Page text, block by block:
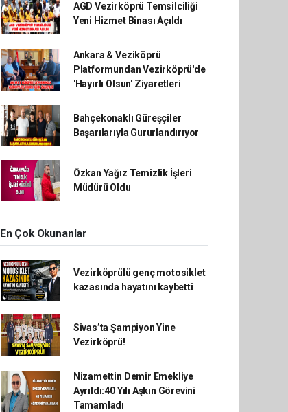
AGD Vezirköprü Temsilciliği
Yeni Hizmet Binası Açıldı
Ankara & Veziköprü
Platformundan Vezirköprü'de
'Hayırlı Olsun' Ziyaretleri
Bahçekonaklı Güreşçiler
Başarılarıyla Gururlandırıyor
Özkan Yağız Temizlik İşleri
Müdürü Oldu
En Çok Okunanlar
Vezirköprülü genç motosiklet
kazasında hayatını kaybetti
Sivas’ta Şampiyon Yine
Vezirköprü!
Nizamettin Demir Emekliye
Ayrıldı:40 Yılı Aşkın Görevini
Tamamladı